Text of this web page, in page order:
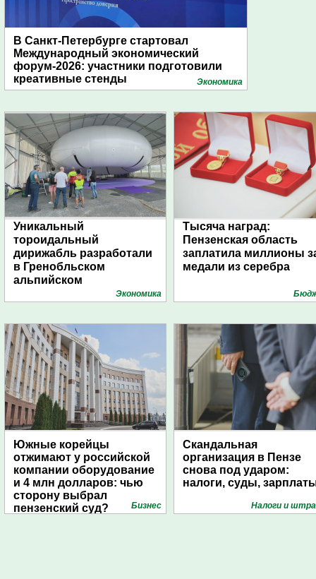
В Санкт-Петербурге стартовал
Международный экономический
форум-2026: участники подготовили
креативные стенды
Экономика
Уникальный
тороидальный
дирижабль разработали
в Гренобльском
альпийском
Экономика
Тысяча наград:
Пензенская область
заплатила миллионы
медали из серебра
Южные корейцы
отжимают у российской
компании оборудование
и 4 млн долларов: чью
сторону выбрал
пензенский суд?
Бизнес
Скандальная
организация в Пензе
снова под ударом:
налоги, суды,
Налоги и